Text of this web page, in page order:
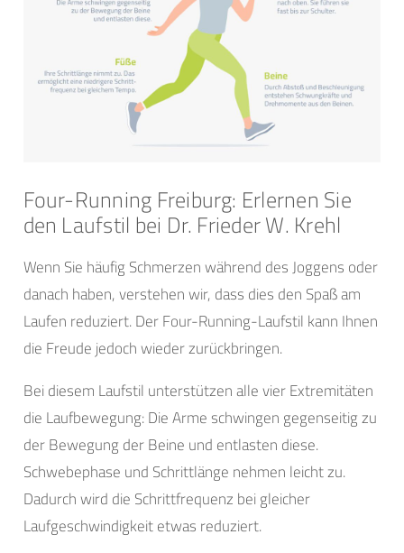
Four-Running Freiburg: Erlernen Sie
den Laufstil bei Dr. Frieder W. Krehl
Wenn Sie häufig Schmerzen während des Joggens oder
danach haben, verstehen wir, dass dies den Spaß am
Laufen reduziert. Der Four-Running-Laufstil kann Ihnen
die Freude jedoch wieder zurückbringen.
Bei diesem Laufstil unterstützen alle vier Extremitäten
die Laufbewegung: Die Arme schwingen gegenseitig zu
der Bewegung der Beine und entlasten diese.
Schwebephase und Schrittlänge nehmen leicht zu.
Dadurch wird die Schrittfrequenz bei gleicher
Laufgeschwindigkeit etwas reduziert.